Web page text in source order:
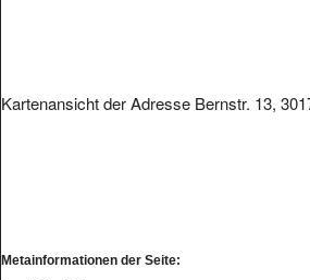
Kartenansicht der Adresse Bernstr. 13,
Metainformationen der Seite: